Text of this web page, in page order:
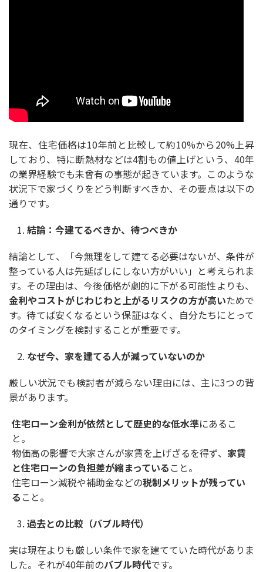
現在、住宅価格は10年前と比較して約10%から20% 上昇
しており、特に断熱材などは4割もの値上げという、 40年
の業界経験でも未曾有の事態が起きています。このような
状況下で家づくりをどう判断すべきか、その要点は以下の
通りです。
結論：今建てるべきか、待つべきか
結論として、「今無理をして建てる必要はないが、条件が
整っている人は先延ばしにしない方がいい」と考えられま
す。その理由は、今後価格が劇的に下がる可能性よりも、
金利やコストがじわじわと上がるリスクの方が高いためで
す。待てば安くなるという保証はなく、自分たちにとって
のタイミングを検討することが重要です。
なぜ今、家を建てる人が減っていないのか
厳しい状況でも検討者が減らない理由には、主に3つの背
景があります。
住宅ローン金利が依然として歴史的な低水準にあるこ
と。
物価高の影響で大家さんが家賃を上げざるを得ず、 家賃
と住宅ローンの負担差が縮まっている こと。
住宅ローン減税や補助金などの税制メリットが残ってい
る こと。
過去との比較（バブル時代）
実は現在よりも厳しい条件で家を建てていた時代がありま
した。それが40年前のバブル時代です。